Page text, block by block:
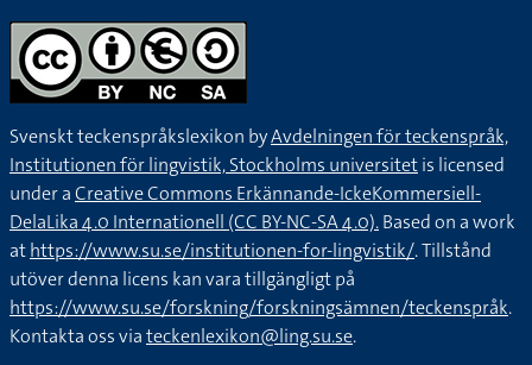
Svenskt teckenspråkslexikon byAvdelningen för teckenspråk,
Institutionen för lingvistik, Stockholms universitetis licensed
under aCreative Commons Erkännande-IckeKommersiell-
DelaLika 4.0 Internationell (CC BY-NC-SA 4.0).Based on a work
athttps://www.su.se/institutionen-for-lingvistik/. Tillstånd
utöver denna licens kan vara tillgängligt på
https://www.su.se/forskning/forskningsämnen/teckenspråk.
Kontakta oss viateckenlexikon@ling.su.se.